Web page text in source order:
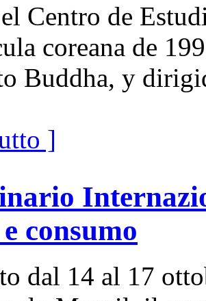
Centro de
coreana de
Buddha, y
]
consumo
dal 14 al 17